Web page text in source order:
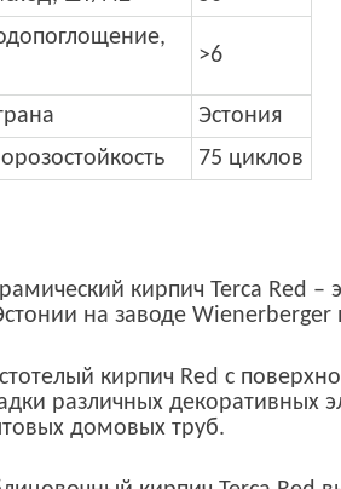
>6
Эстония
75 циклов
кирпич Terca Red –
на заводе Wienerberger
кирпич Red с
различных декоративных
домовых труб.